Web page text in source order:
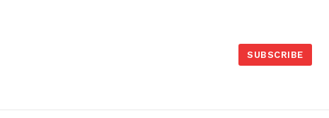
SUBSCRIBE